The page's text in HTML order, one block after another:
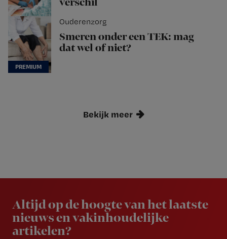
verschil
Ouderenzorg
Smeren onder een TEK: mag
dat wel of niet?
Bekijk meer
Altijd op de hoogte van het laatste
nieuws en vakinhoudelijke
artikelen?